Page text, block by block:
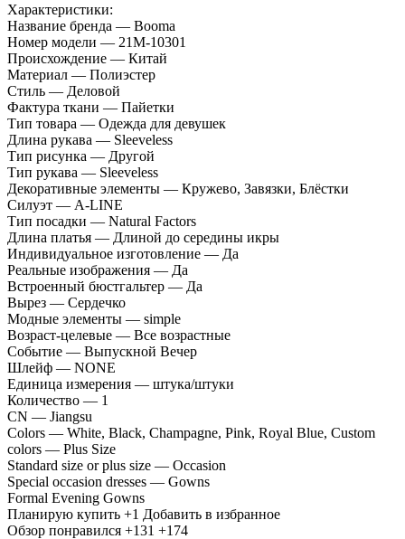
Характеристики:
Название бренда — Booma
Номер модели — 21M-10301
Происхождение — Китай
Материал — Полиэстер
Стиль — Деловой
Фактура ткани — Пайетки
Тип товара — Одежда для девушек
Длина рукава — Sleeveless
Тип рисунка — Другой
Тип рукава — Sleeveless
Декоративные элементы — Кружево, Завязки, Блёстки
Силуэт — A-LINE
Тип посадки — Natural Factors
Длина платья — Длиной до середины икры
Индивидуальное изготовление — Да
Реальные изображения — Да
Встроенный бюстгальтер — Да
Вырез — Сердечко
Модные элементы — simple
Возраст-целевые — Все возрастные
Событие — Выпускной Вечер
Шлейф — NONE
Единица измерения — штука/штуки
Количество — 1
CN — Jiangsu
Colors — White, Black, Champagne, Pink, Royal Blue, Custom
colors — Plus Size
Standard size or plus size — Occasion
Special occasion dresses — Gowns
Formal Evening Gowns
Планирую купить +1 Добавить в избранное
Обзор понравился +131 +174